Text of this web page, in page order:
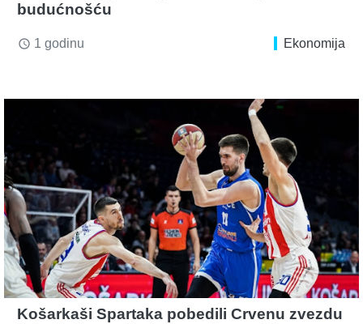
budućnošću
access_time 1 godinu Ekonomija
Košarkaši Spartaka pobedili Crvenu zvezdu